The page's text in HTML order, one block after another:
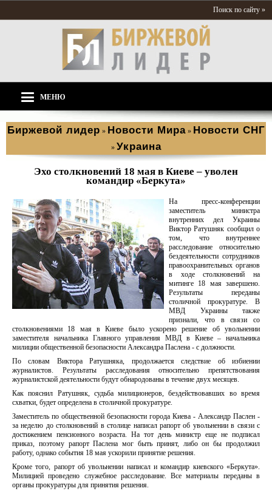
Поиск по сайту »
МЕНЮ
Биржевой лидер » Новости Мира » Новости СНГ
» Украина
Эхо столкновений 18 мая в Киеве – уволен
командир «Беркута»
На пресс-конференции
заместитель министра
внутренних дел Украины
Виктор Ратушняк сообщил о
том, что внутреннее
расследование относительно
бездеятельности сотрудников
правоохранительных органов
в ходе столкновений на
митинге 18 мая завершено.
Результаты переданы
столичной прокуратуре. В
МВД Украины также
признали, что в связи со
столкновениями 18 мая в Киеве было ускорено решение об увольнении
заместителя начальника Главного управления МВД в Киеве – начальника
милиции общественной безопасности Александра Паслена - с должности.
По словам Виктора Ратушняка, продолжается следствие об избиении
журналистов. Результаты расследования относительно препятствования
журналистской деятельности будут обнародованы в течение двух месяцев.
Как пояснил Ратушняк, судьба милиционеров, бездействовавших во время
схватки, будет определена в столичной прокуратуре.
Заместитель по общественной безопасности города Киева - Александр Паслен -
за неделю до столкновений в столице написал рапорт об увольнении в связи с
достижением пенсионного возраста. На тот день министр еще не подписал
приказ, поэтому рапорт Паслена мог быть принят, либо он бы продолжил
работу, однако события 18 мая ускорили принятие решения.
Кроме того, рапорт об увольнении написал и командир киевского «Беркута».
Милицией проведено служебное расследование. Все материалы переданы в
органы прокуратуры для принятия решения.